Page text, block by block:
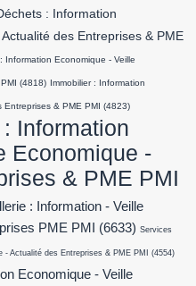
: Information
des Entreprises & PME
Information Economique - Veille
(4818) Immobilier : Information
Entreprises & PME PMI (4823)
Information
Economique -
& PME PMI
: Information - Veille
PME PMI
(6633) Services
Actualité des Entreprises & PME PMI (4554)
Economique - Veille